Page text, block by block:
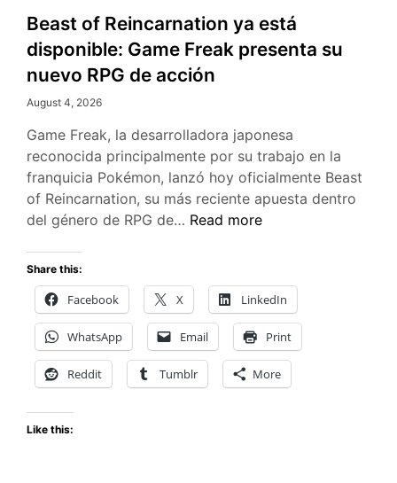
Beast of Reincarnation ya está
disponible: Game Freak presenta su
nuevo RPG de acción
August 4, 2026
Game Freak, la desarrolladora japonesa
reconocida principalmente por su trabajo en la
franquicia Pokémon, lanzó hoy oficialmente Beast
of Reincarnation, su más reciente apuesta dentro
del género de RPG de… Beast
ya
disponible:
Game
Freak
presenta
Read more
Share this:
Facebook X LinkedIn
WhatsApp Email Print
Reddit Tumblr More
Like this: